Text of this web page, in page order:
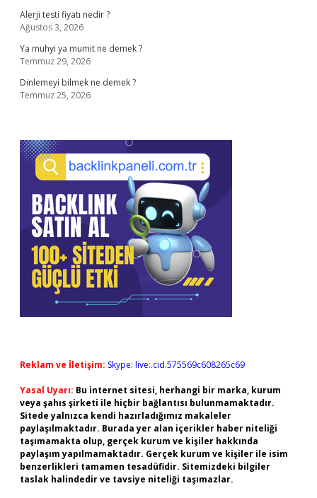
Alerji testi fiyatı nedir ?
Ağustos 3, 2026
Ya muhyi ya mumit ne demek ?
Temmuz 29, 2026
Dinlemeyi bilmek ne demek ?
Temmuz 25, 2026
Reklam ve İletişim: Skype: live:.cid.575569c608265c69
Yasal Uyarı: Bu internet sitesi, herhangi bir marka, kurum
veya şahıs şirketi ile hiçbir bağlantısı bulunmamaktadır.
Sitede yalnızca kendi hazırladığımız makaleler
paylaşılmaktadır. Burada yer alan içerikler haber niteliği
taşımamakta olup, gerçek kurum ve kişiler hakkında
paylaşım yapılmamaktadır. Gerçek kurum ve kişiler ile isim
benzerlikleri tamamen tesadüfidir. Sitemizdeki bilgiler
taslak halindedir ve tavsiye niteliği taşımazlar.